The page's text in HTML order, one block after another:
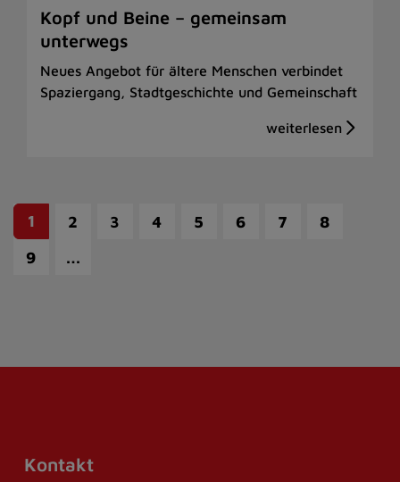
Kopf und Beine – gemeinsam
unterwegs
Neues Angebot für ältere Menschen verbindet
Spaziergang, Stadtgeschichte und Gemeinschaft
1 2 3 4 5 6 7
8
9
…
Kontakt